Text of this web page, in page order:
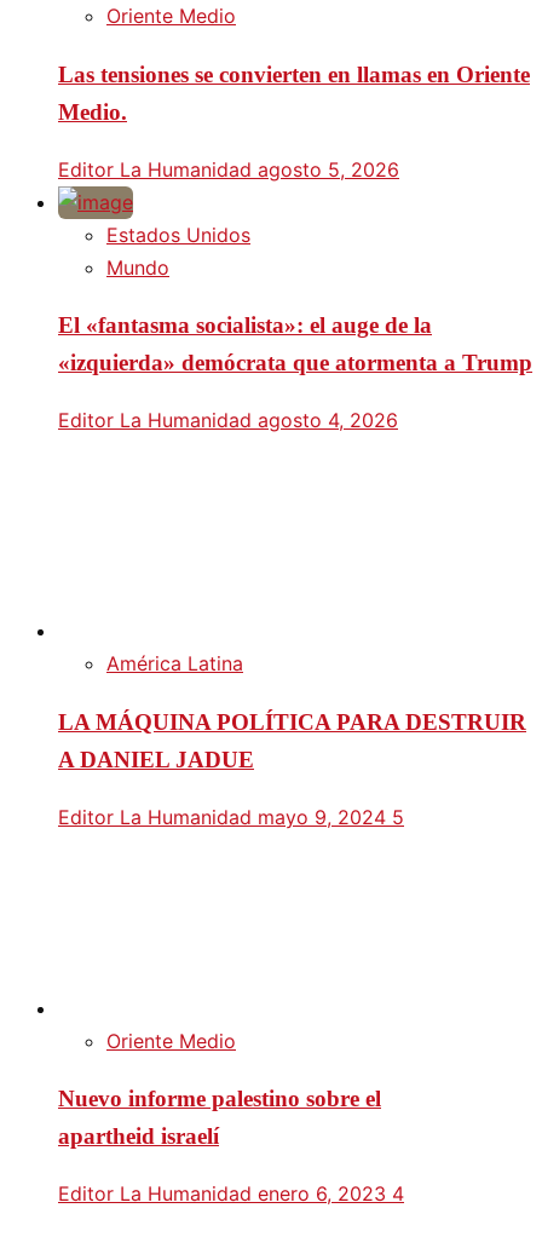
Oriente Medio
Las tensiones se convierten en llamas en Oriente
Medio.
Editor La Humanidad agosto 5, 2026
Estados Unidos
Mundo
El «fantasma socialista»: el auge de la
«izquierda» demócrata que atormenta a Trump
Editor La Humanidad agosto 4, 2026
América Latina
LA MÁQUINA POLÍTICA PARA DESTRUIR
A DANIEL JADUE
Editor La Humanidad mayo 9, 2024 5
Oriente Medio
Nuevo informe palestino sobre el
apartheid israelí
Editor La Humanidad enero 6, 2023 4